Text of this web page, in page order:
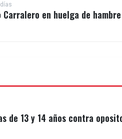
en huelga de
de 13 y 14 años contra